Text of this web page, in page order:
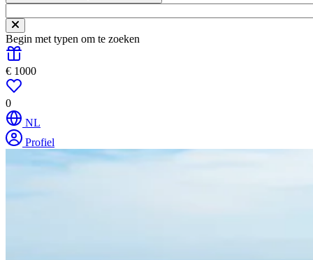
Begin met typen om te zoeken
€ 1000
0
NL
Profiel